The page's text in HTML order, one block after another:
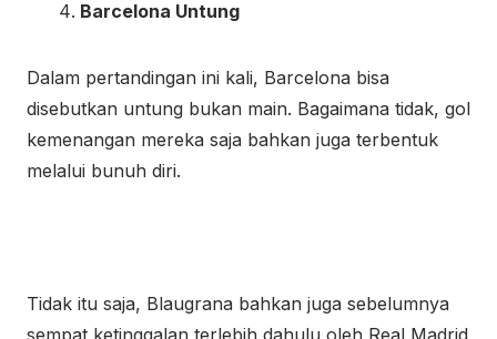
Barcelona Untung
Dalam pertandingan ini kali, Barcelona bisa
disebutkan untung bukan main. Bagaimana tidak, gol
kemenangan mereka saja bahkan juga terbentuk
melalui bunuh diri.
Tidak itu saja, Blaugrana bahkan juga sebelumnya
sempat ketinggalan terlebih dahulu oleh Real Madrid